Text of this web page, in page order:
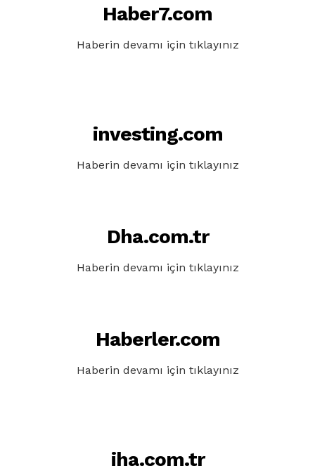
Haber7.com
Haberin devamı için tıklayınız
investing.com
Haberin devamı için tıklayınız
Dha.com.tr
Haberin devamı için tıklayınız
Haberler.com
Haberin devamı için tıklayınız
iha.com.tr